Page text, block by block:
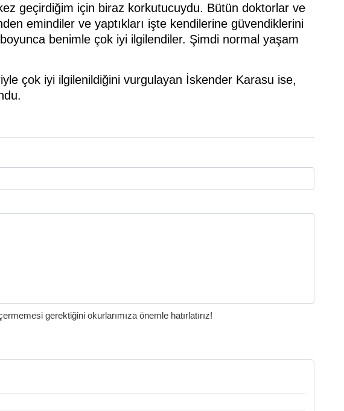
geçirdiğim için biraz korkutucuydu. Bütün doktorlar ve
emindiler ve yaptıkları işte kendilerine güvendiklerini
benimle çok iyi ilgilendiler. Şimdi normal yaşam
çok iyi ilgilenildiğini vurgulayan İskender Karasu ise,
gerektiğini okurlarımıza önemle hatırlatırız!